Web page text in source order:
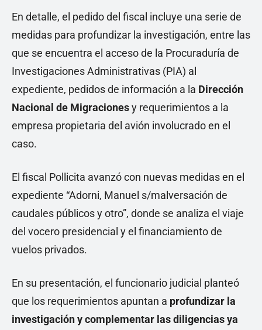
En detalle, el pedido del fiscal incluye una serie de
medidas para profundizar la investigación, entre las
que se encuentra el acceso de la Procuraduría de
Investigaciones Administrativas (PIA) al
expediente, pedidos de información a la Dirección
Nacional de Migracionesy requerimientos a la
empresa propietaria del avión involucrado en el
caso.
El fiscal Pollicita avanzó con nuevas medidas en el
expediente “Adorni, Manuel s/malversación de
caudales públicos y otro”, donde se analiza el viaje
del vocero presidencial y el financiamiento de
vuelos privados.
En su presentación, el funcionario judicial planteó
que los requerimientos apuntan a profundizar la
investigación y complementar las diligencias ya